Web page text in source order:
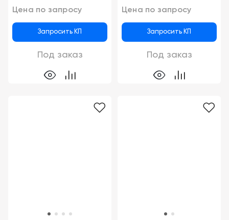
Цена по запросу
Запросить КП
Под заказ
Цена по запросу
Запросить КП
Под заказ